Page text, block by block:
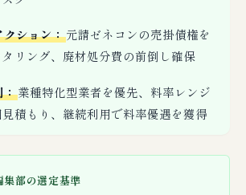
ション：元請ゼネコンの売掛債権を
リング、廃材処分費の前倒し確保
：業種特化型業者を優先、料率レンジ
積もり、継続利用で料率優遇を獲得
集部の選定基準